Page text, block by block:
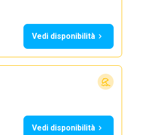
Vedi disponibilità
Vedi disponibilità